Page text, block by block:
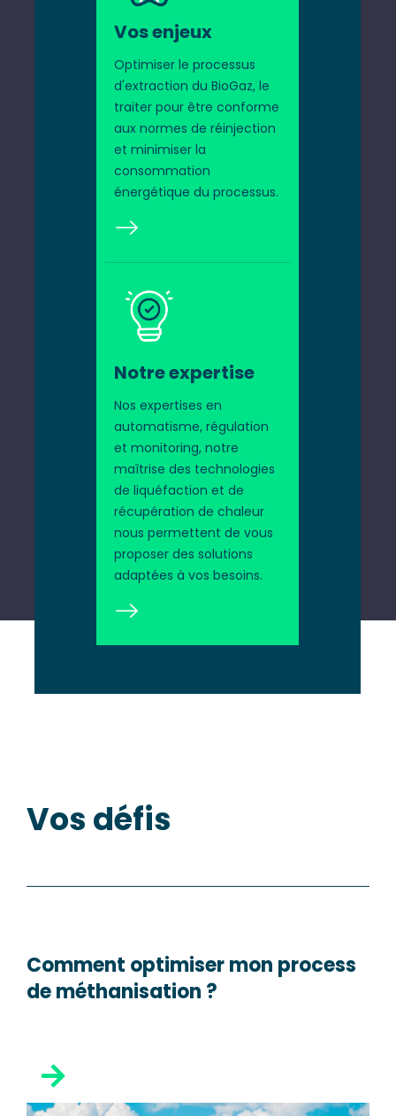
Vos enjeux
Optimiser le processus
d'extraction du BioGaz, le
traiter pour être conforme
aux normes de réinjection
et minimiser la
consommation
énergétique du processus.
Notre expertise
Nos expertises en
automatisme, régulation
et monitoring, notre
maîtrise des technologies
de liquéfaction et de
récupération de chaleur
nous permettent de vous
proposer des solutions
adaptées à vos besoins.
Vos défis
Comment optimiser mon process
de méthanisation ?